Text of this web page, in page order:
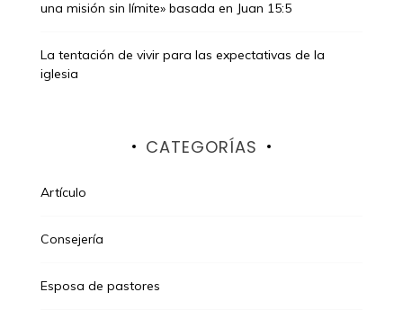
una misión sin límite» basada en Juan 15:5
La tentación de vivir para las expectativas de la
iglesia
CATEGORÍAS
Artículo
Consejería
Esposa de pastores